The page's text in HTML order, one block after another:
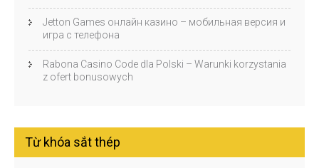
Jetton Games онлайн казино – мобильная версия и
игра с телефона
Rabona Casino Code dla Polski – Warunki korzystania
z ofert bonusowych
Từ khóa sắt thép